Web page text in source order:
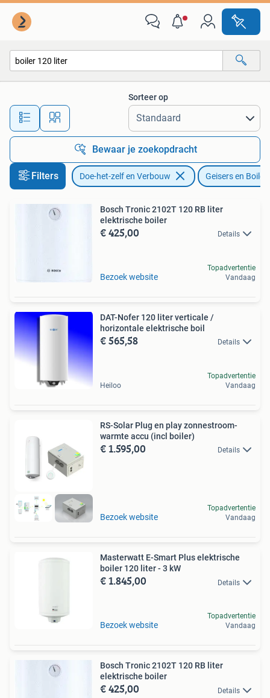
Alle afstanden…
Sorteer op
Bewaar je zoekopdracht
Filters Doe-het-zelf en Verbouw Geisers en
Bosch Tronic 2102T 120 RB liter
elektrische boiler
€ 425,00 Details
Bezoek website
Topadvertentie
Vandaag
DAT-Nofer 120 liter verticale /
horizontale elektrische boil
€ 565,58 Details
Heiloo
Topadvertentie
Vandaag
RS-Solar Plug en play zonnestroom-
warmte accu (incl boiler)
€ 1.595,00 Details
Bezoek website
Topadvertentie
Vandaag
Masterwatt E-Smart Plus elektrische
boiler 120 liter - 3 kW
€ 1.845,00 Details
Bezoek website
Topadvertentie
Vandaag
Bosch Tronic 2102T 120 RB liter
elektrische boiler
€ 425,00 Details